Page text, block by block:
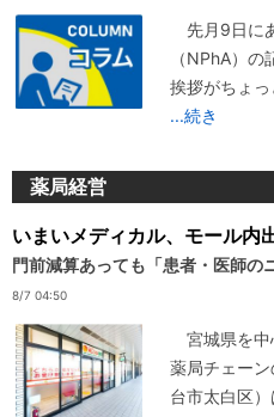
先月9日に
（NPhA）
挨拶がちょ
...続き
薬局経営
いまいメディカル、モール内
門前減算あっても「患者・医師の
8/7 04:50
宮城県を中
薬局チェー
台市太白区